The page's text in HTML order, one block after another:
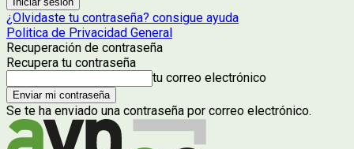
¿Olvidaste tu contraseña? consigue ayuda
Politica de Privacidad General
Recuperación de contraseña
Recupera tu contraseña
tu correo electrónico
Se te ha enviado una contraseña por correo electrónico.